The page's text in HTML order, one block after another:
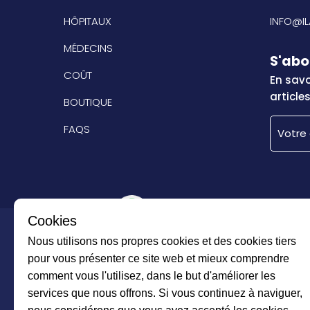
HÔPITAUX
MÉDECINS
COÛT
BOUTIQUE
FAQS
En
Groupe Imtilak
Cookies
Nous utilisons nos propres cookies et des cookies tiers
pour vous présenter ce site web et mieux comprendre
comment vous l'utilisez, dans le but d'améliorer les
services que nous offrons. Si vous continuez à naviguer,